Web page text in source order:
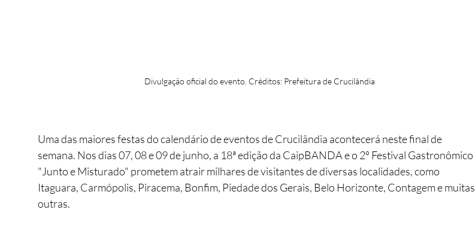
Divulgação oficial do evento. Créditos: Prefeitura de Crucilândia
Uma das maiores festas do calendário de eventos de Crucilândia acontecerá neste final de
semana. Nos dias 07, 08 e 09 de junho, a 18ª edição da CaipBANDA e o 2º Festival Gastronômico
"Junto e Misturado" prometem atrair milhares de visitantes de diversas localidades, como
Itaguara, Carmópolis, Piracema, Bonfim, Piedade dos Gerais, Belo Horizonte, Contagem e muitas
outras.